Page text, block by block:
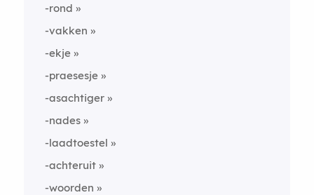
-rond
-vakken
-ekje
-praesesje
-asachtiger
-nades
-laadtoestel
-achteruit
-woorden